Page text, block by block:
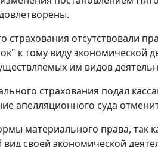
отсутствовали
к тому виду экономической
им видов
страхования подал
апелляционного суда
материального права, так
своей экономической